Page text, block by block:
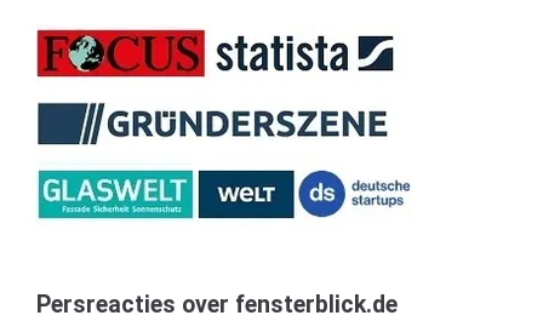
Persreacties over fensterblick.de